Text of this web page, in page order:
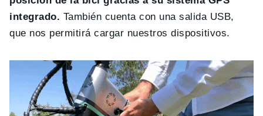
integrado. También cuenta con una salida USB,
que nos permitirá cargar nuestros dispositivos.